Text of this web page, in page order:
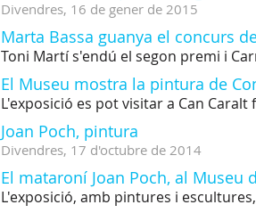
Divendres, 16 de gener de 2015
Marta Bassa guanya el concurs
Toni Martí s'endú el segon premi i
El Museu mostra la pintura de
L'exposició es pot visitar a Can Caralt
Joan Poch, pintura
Divendres, 17 d'octubre de 2014
El mataroní Joan Poch, al Museu
L'exposició, amb pintures i